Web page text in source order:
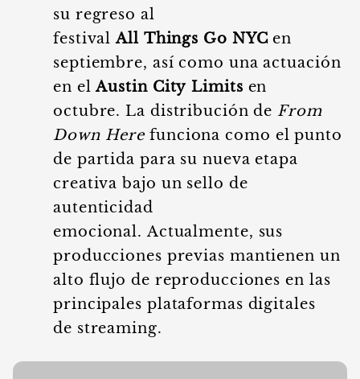
su regreso al
festivalAll Things Go NYCen
septiembre, así como una actuación
en elAustin City Limits en
octubre. La distribución de From
Down Herefunciona como el punto
de partida para su nueva etapa
creativa bajo un sello de
autenticidad
emocional. Actualmente, sus
producciones previas mantienen un
alto flujo de reproducciones en las
principales plataformas digitales
de streaming.